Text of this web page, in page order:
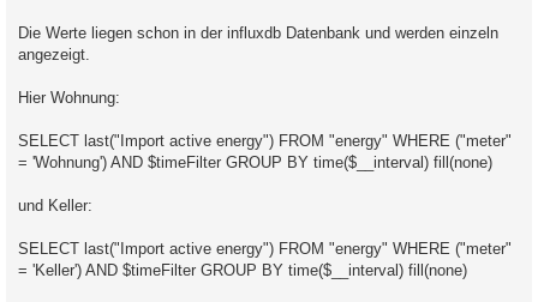
Die Werte liegen schon in der influxdb Datenbank und werden einzeln
angezeigt.
Hier Wohnung:
SELECT last("Import active energy") FROM "energy" WHERE ("meter"
= 'Wohnung') AND $timeFilter GROUP BY time($__interval) fill(none)
und Keller:
SELECT last("Import active energy") FROM "energy" WHERE ("meter"
= 'Keller') AND $timeFilter GROUP BY time($__interval) fill(none)